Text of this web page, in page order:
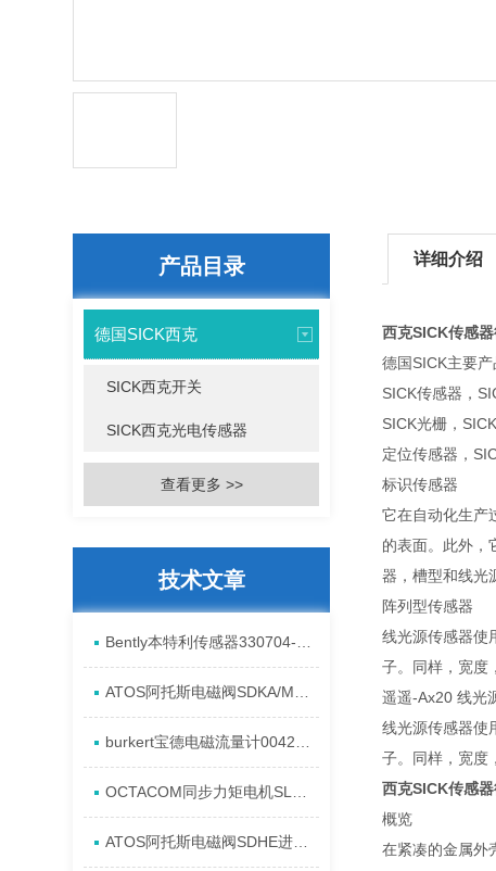
产品目录
德国SICK西克
SICK西克开关
SICK西克光电传感器
查看更多 >>
技术文章
详细介绍
西克SICK传感
德国SICK主要产
SICK传感器，
SICK光栅，
定位传感器，
标识传感器
它在自动化生产
的表面。此外，
器，槽型和线光
阵列型传感器
线光源传感器使
子。同样，宽度
遥遥-Ax20 线光
线光源传感器使
子。同样，宽度
西克SICK传感
概览
在紧凑的金属外